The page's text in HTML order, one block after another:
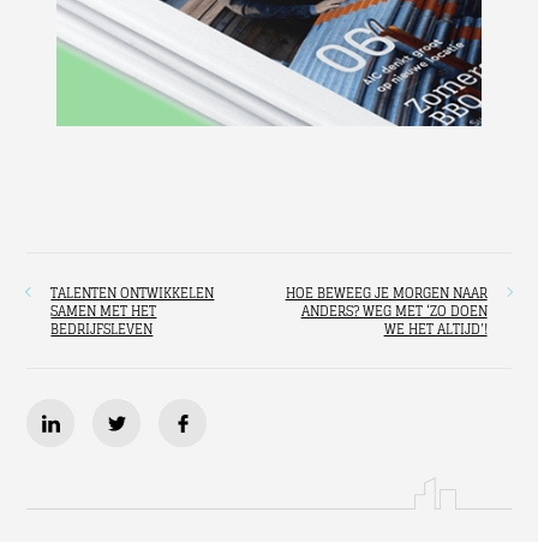
TALENTEN ONTWIKKELEN
SAMEN MET HET
BEDRIJFSLEVEN
HOE BEWEEG JE MORGEN NAAR
ANDERS? WEG MET ‘ZO DOEN
WE HET ALTIJD’!